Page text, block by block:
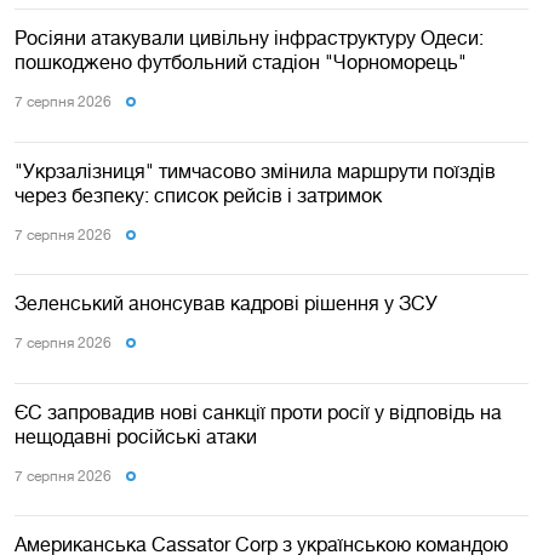
Росіяни атакували цивільну інфраструктуру Одеси:
пошкоджено футбольний стадіон "Чорноморець"
7 серпня 2026
"Укрзалізниця" тимчасово змінила маршрути поїздів
через безпеку: список рейсів і затримок
7 серпня 2026
Зеленський анонсував кадрові рішення у ЗСУ
7 серпня 2026
ЄС запровадив нові санкції проти росії у відповідь на
нещодавні російські атаки
7 серпня 2026
Американська Cassator Corp з українською командою